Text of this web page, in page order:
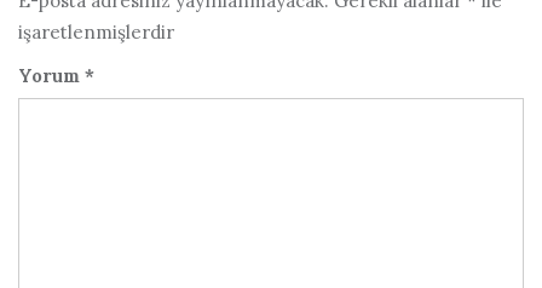
işaretlenmişlerdir
Yorum *